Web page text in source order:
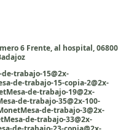
6 Frente, al hospital, 06800
trabajo-15@2x-
de-trabajo-15-copia-2@2x-
de-trabajo-19@2x-
de-trabajo-35@2x-100-
de-trabajo-3@2x-
de-trabajo-33@2x-